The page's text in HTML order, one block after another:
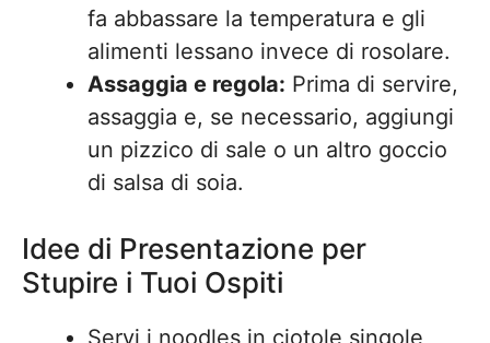
fa abbassare la temperatura e gli
alimenti lessano invece di rosolare.
Assaggia e regola: Prima di servire,
assaggia e, se necessario, aggiungi
un pizzico di sale o un altro goccio
di salsa di soia.
Idee di Presentazione per
Stupire i Tuoi Ospiti
Servi i noodles in ciotole singole